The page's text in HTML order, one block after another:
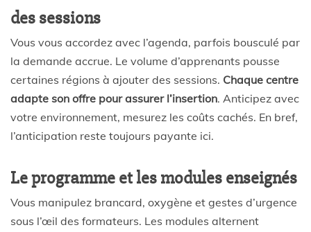
des sessions
Vous vous accordez avec l’agenda, parfois bousculé par
la demande accrue. Le volume d’apprenants pousse
certaines régions à ajouter des sessions. Chaque centre
adapte son offre pour assurer l’insertion. Anticipez avec
votre environnement, mesurez les coûts cachés. En bref,
l’anticipation reste toujours payante ici.
Le programme et les modules enseignés
Vous manipulez brancard, oxygène et gestes d’urgence
sous l’œil des formateurs. Les modules alternent